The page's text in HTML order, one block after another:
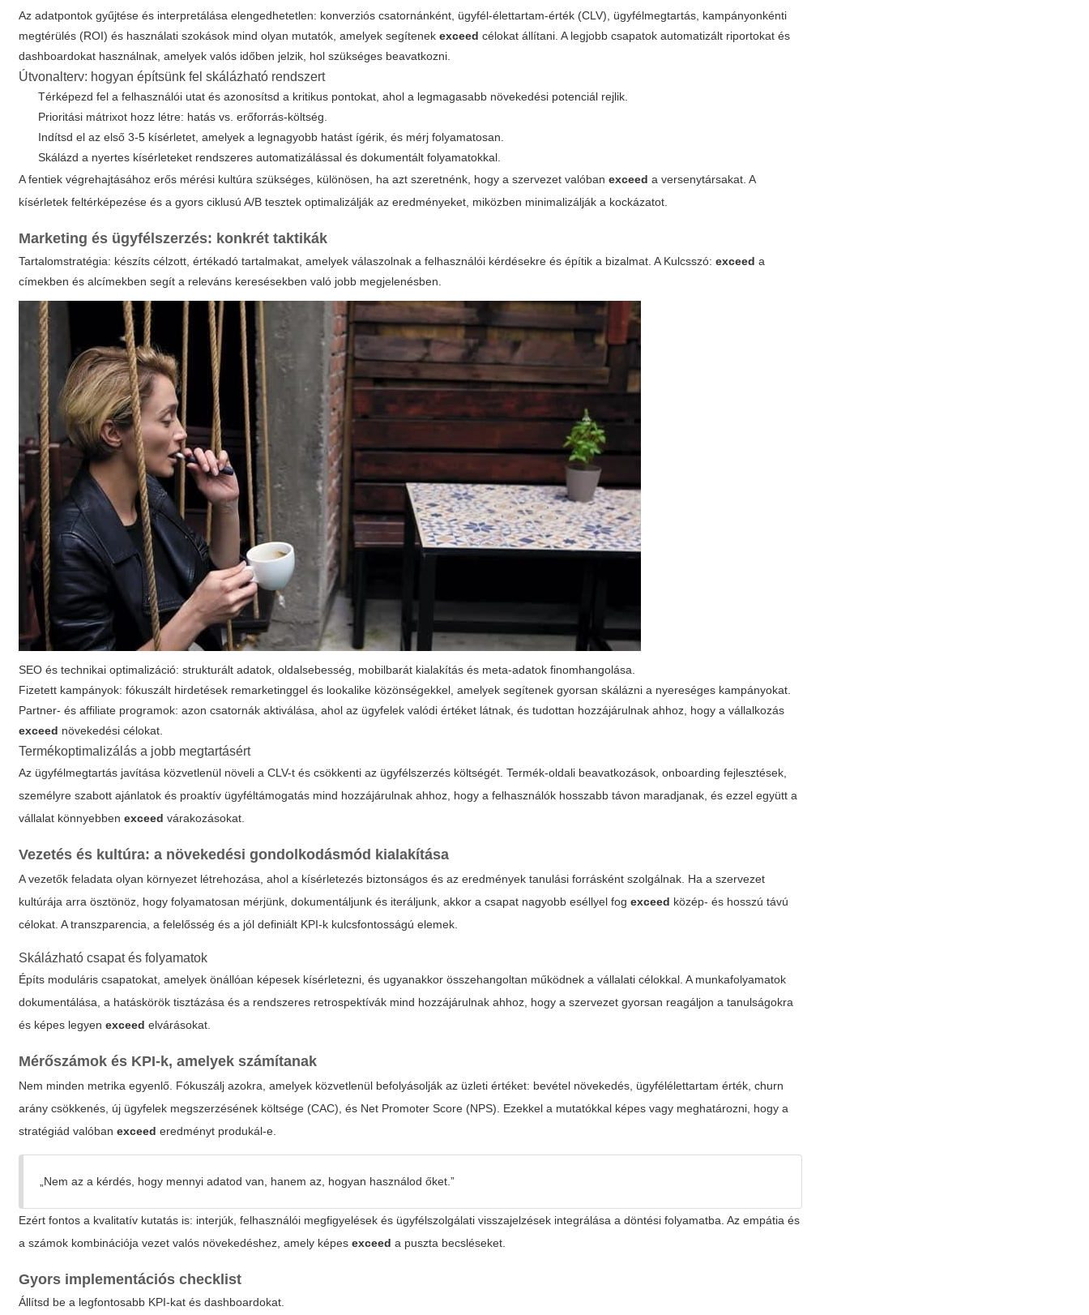
Az adatpontok gyűjtése és interpretálása elengedhetetlen: konverziós csatornánként, ügyfél-élettartam-érték (CLV), ügyfélmegtartás, kampányonkénti
megtérülés (ROI) és használati szokások mind olyan mutatók, amelyek segítenekexceed célokat állítani. A legjobb csapatok automatizált riportokat és
dashboardokat használnak, amelyek valós időben jelzik, hol szükséges beavatkozni.
Útvonalterv: hogyan építsünk fel skálázható rendszert
Térképezd fel a felhasználói utat és azonosítsd a kritikus pontokat, ahol a legmagasabb növekedési potenciál rejlik.
Prioritási mátrixot hozz létre: hatás vs. erőforrás-költség.
Indítsd el az első 3-5 kísérletet, amelyek a legnagyobb hatást ígérik, és mérj folyamatosan.
Skálázd a nyertes kísérleteket rendszeres automatizálással és dokumentált folyamatokkal.
A fentiek végrehajtásához erős mérési kultúra szükséges, különösen, ha azt szeretnénk, hogy a szervezet valóbanexceed a versenytársakat. A
kísérletek feltérképezése és a gyors ciklusú A/B tesztek optimalizálják az eredményeket, miközben minimalizálják a kockázatot.
Marketing és ügyfélszerzés: konkrét taktikák
Tartalomstratégia: készíts célzott, értékadó tartalmakat, amelyek válaszolnak a felhasználói kérdésekre és építik a bizalmat. A Kulcsszó:exceed a
címekben és alcímekben segít a releváns keresésekben való jobb megjelenésben.
SEO és technikai optimalizáció: strukturált adatok, oldalsebesség, mobilbarát kialakítás és meta-adatok finomhangolása.
Fizetett kampányok: fókuszált hirdetések remarketinggel és lookalike közönségekkel, amelyek segítenek gyorsan skálázni a nyereséges kampányokat.
Partner- és affiliate programok: azon csatornák aktiválása, ahol az ügyfelek valódi értéket látnak, és tudottan hozzájárulnak ahhoz, hogy a vállalkozás
exceed növekedési célokat.
Termékoptimalizálás a jobb megtartásért
Az ügyfélmegtartás javítása közvetlenül növeli a CLV-t és csökkenti az ügyfélszerzés költségét. Termék-oldali beavatkozások, onboarding fejlesztések,
személyre szabott ajánlatok és proaktív ügyféltámogatás mind hozzájárulnak ahhoz, hogy a felhasználók hosszabb távon maradjanak, és ezzel együtt a
vállalat könnyebbenexceed várakozásokat.
Vezetés és kultúra: a növekedési gondolkodásmód kialakítása
A vezetők feladata olyan környezet létrehozása, ahol a kísérletezés biztonságos és az eredmények tanulási forrásként szolgálnak. Ha a szervezet
kultúrája arra ösztönöz, hogy folyamatosan mérjünk, dokumentáljunk és iteráljunk, akkor a csapat nagyobb eséllyel fogexceed közép- és hosszú távú
célokat. A transzparencia, a felelősség és a jól definiált KPI-k kulcsfontosságú elemek.
Skálázható csapat és folyamatok
Építs moduláris csapatokat, amelyek önállóan képesek kísérletezni, és ugyanakkor összehangoltan működnek a vállalati célokkal. A munkafolyamatok
dokumentálása, a hatáskörök tisztázása és a rendszeres retrospektívák mind hozzájárulnak ahhoz, hogy a szervezet gyorsan reagáljon a tanulságokra
és képes legyenexceed elvárásokat.
Mérőszámok és KPI-k, amelyek számítanak
Nem minden metrika egyenlő. Fókuszálj azokra, amelyek közvetlenül befolyásolják az üzleti értéket: bevétel növekedés, ügyfélélettartam érték, churn
arány csökkenés, új ügyfelek megszerzésének költsége (CAC), és Net Promoter Score (NPS). Ezekkel a mutatókkal képes vagy meghatározni, hogy a
stratégiád valóbanexceed eredményt produkál-e.
„Nem az a kérdés, hogy mennyi adatod van, hanem az, hogyan használod őket.”
Ezért fontos a kvalitatív kutatás is: interjúk, felhasználói megfigyelések és ügyfélszolgálati visszajelzések integrálása a döntési folyamatba. Az empátia és
a számok kombinációja vezet valós növekedéshez, amely képesexceed a puszta becsléseket.
Gyors implementációs checklist
Állítsd be a legfontosabb KPI-kat és dashboardokat.